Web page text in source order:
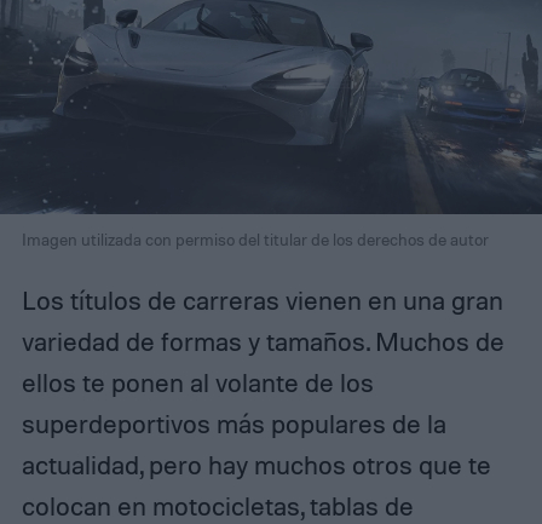
Imagen utilizada con permiso del titular de los derechos de autor
Los títulos de carreras vienen en una gran
variedad de formas y tamaños. Muchos de
ellos te ponen al volante de los
superdeportivos más populares de la
actualidad, pero hay muchos otros que te
colocan en motocicletas, tablas de